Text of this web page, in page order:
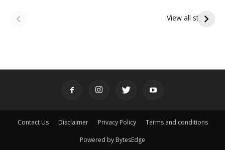
View all stories
పితృదేవతల ఆశీర్వాదం
ఇంద్రకీలాద్రి గిరి ప్రదక్షిణ
Contact Us Disclaimer Privacy Policy Terms and conditions
Powered by BytesEdge